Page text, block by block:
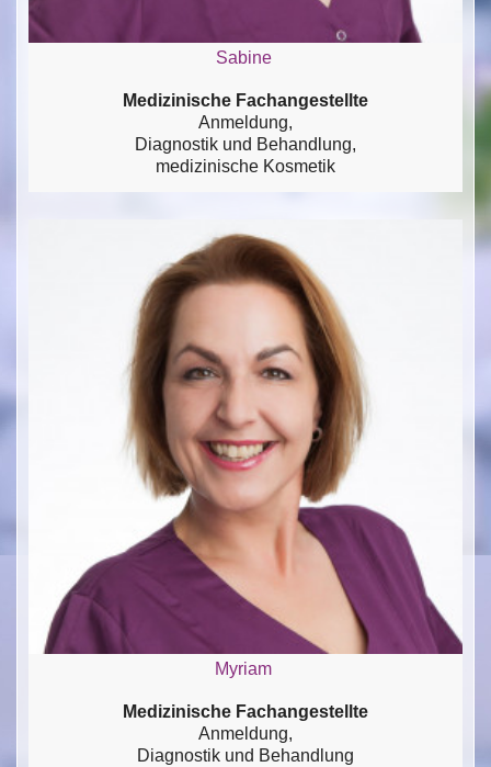
Sabine
Medizinische Fachangestellte
Anmeldung,
Diagnostik und Behandlung,
medizinische Kosmetik
Myriam
Medizinische Fachangestellte
Anmeldung,
Diagnostik und Behandlung